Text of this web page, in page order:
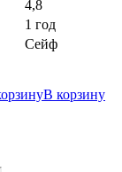
4,8
1 год
Сейф
В корзину